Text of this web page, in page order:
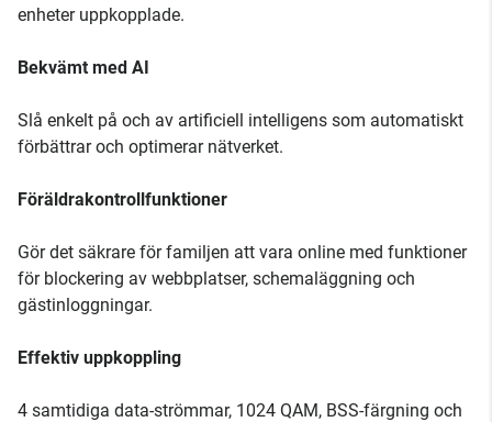
enheter uppkopplade.
Bekvämt med AI
Slå enkelt på och av artificiell intelligens som automatiskt
förbättrar och optimerar nätverket.
Föräldrakontrollfunktioner
Gör det säkrare för familjen att vara online med funktioner
för blockering av webbplatser, schemaläggning och
gästinloggningar.
Effektiv uppkoppling
4 samtidiga data-strömmar, 1024 QAM, BSS-färgning och